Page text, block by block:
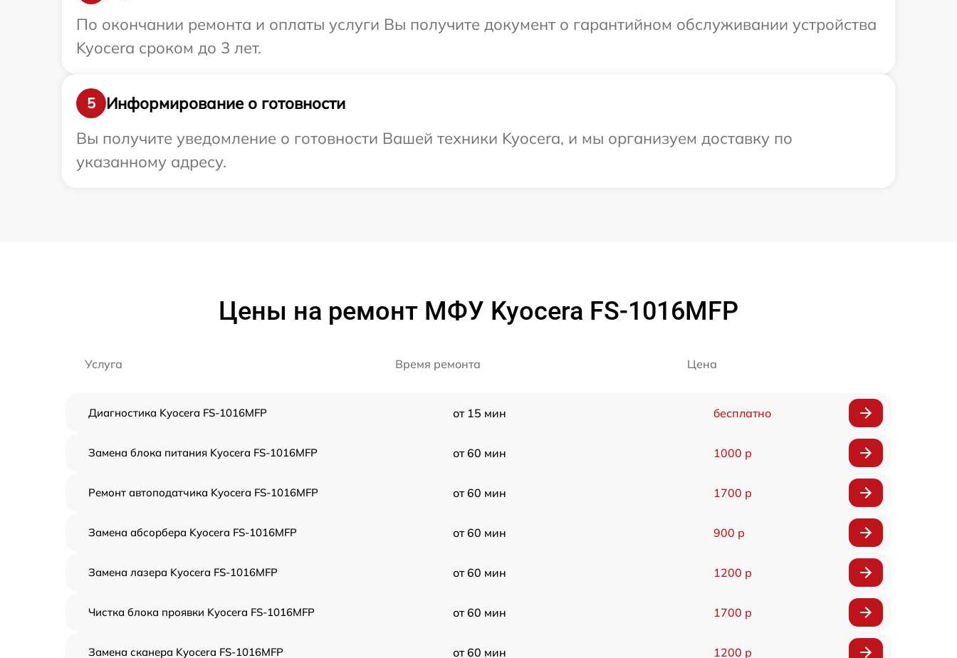
По окончании ремонта и оплаты услуги Вы получите документ о гарантийном обслуживании устройства
Kyocera сроком до 3 лет.
5
Информирование о готовности
Вы получите уведомление о готовности Вашей техники Kyocera, и мы организуем доставку по
указанному адресу.
Цены на ремонт МФУ Kyocera FS-1016MFP
Услуга Время ремонта Цена
Диагностика Kyocera FS-1016MFP от 15 мин бесплатно
Замена блока питания Kyocera FS-1016MFP от 60 мин 1000 р
Ремонт автоподатчика Kyocera FS-1016MFP от 60 мин 1700 р
Замена абсорбера Kyocera FS-1016MFP от 60 мин 900 р
Замена лазера Kyocera FS-1016MFP от 60 мин 1200 р
Чистка блока проявки Kyocera FS-1016MFP от 60 мин 1700 р
Замена сканера Kyocera FS-1016MFP от 60 мин 1200 р